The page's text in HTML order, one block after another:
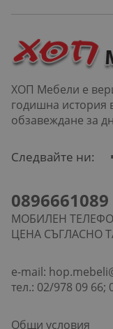
ХОП Мебели е
годишна история в продажбата на мебели, кухни,
обзавеждане за
Следвайте ни:
0896661089
МОБИЛЕН
ЦЕНА СЪГЛАСНО
e-mail:
тел.: 02/978 09 66;
Общи условия